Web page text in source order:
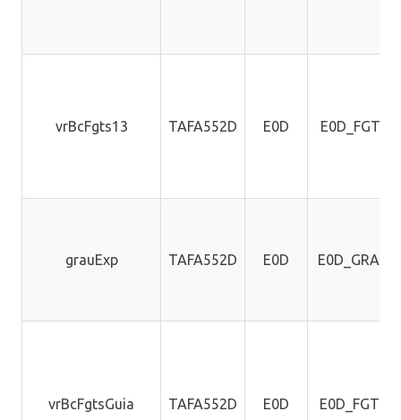
vrBcFgts13 TAFA552D E0D
grauExp TAFA552D E0D
vrBcFgtsGuia TAFA552D E0D